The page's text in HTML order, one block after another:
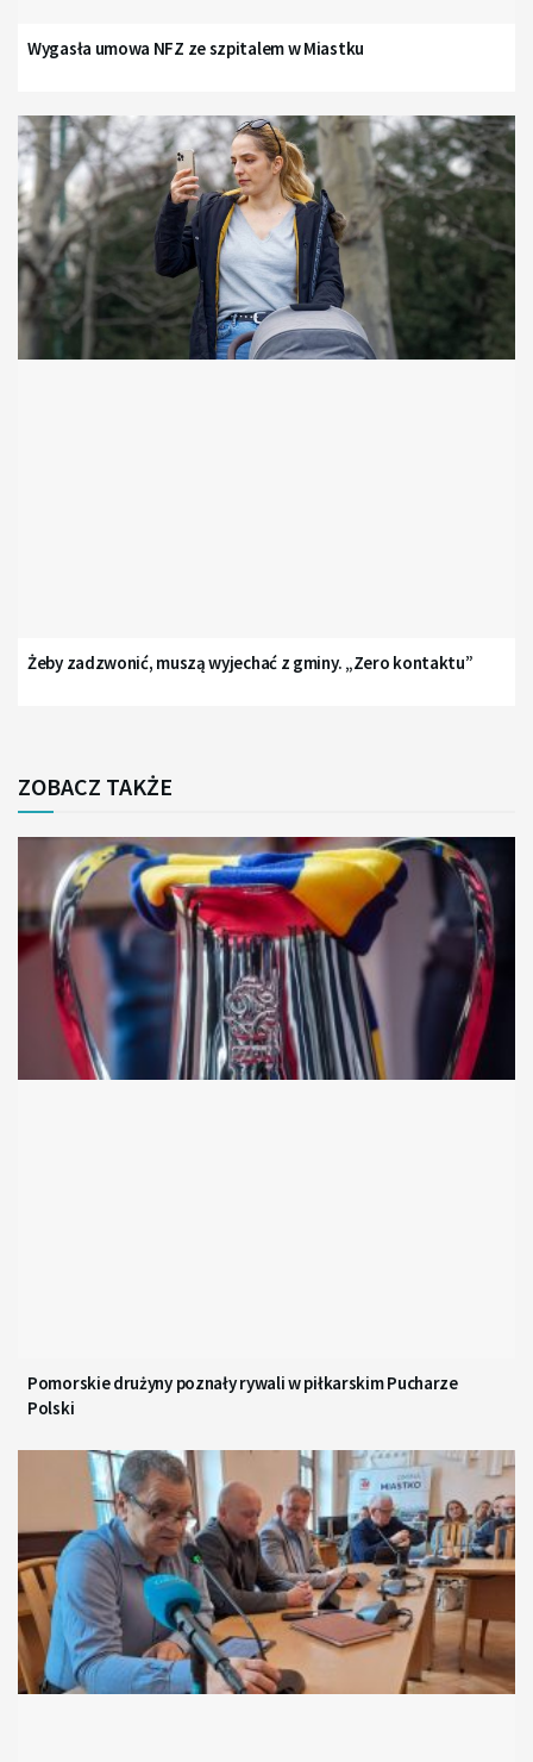
Wygasła umowa NFZ ze szpitalem w Miastku
Żeby zadzwonić, muszą wyjechać z gminy. „Zero kontaktu”
ZOBACZ TAKŻE
Pomorskie drużyny poznały rywali w piłkarskim Pucharze
Polski